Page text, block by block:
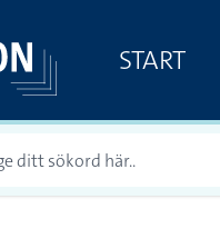
START